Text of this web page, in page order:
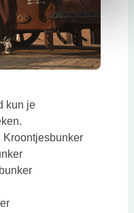
kun je
Kroontjesbunker